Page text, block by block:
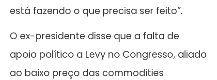
está fazendo o que precisa ser feito”.
O ex-presidente disse que a falta de
apoio político a Levy no Congresso, aliado
ao baixo preço das commodities